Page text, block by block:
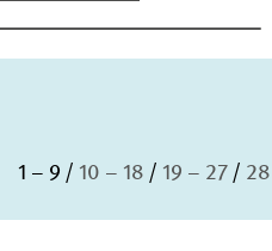
1 – 9 10 – 18 19 – 27